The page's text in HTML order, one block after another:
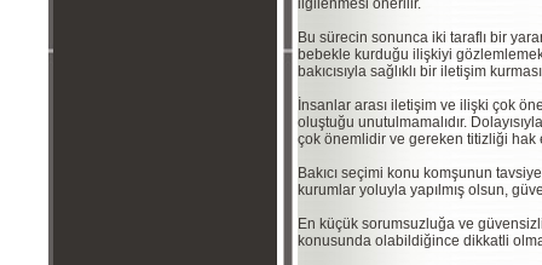
ilgilenmesi önerilir.
Bu sürecin sonunca iki taraflı bir
bebekle kurduğu ilişkiyi
bakıcısıyla sağlıklı bir iletişim
İnsanlar arası iletişim ve ilişki çok
oluştuğu unutulmamalıdır.
çok önemlidir ve gereken titizliği hak
Bakıcı seçimi konu komşunun
kurumlar yoluyla yapılmış olsun,
En küçük sorumsuzluğa ve
konusunda olabildiğince dikkatli